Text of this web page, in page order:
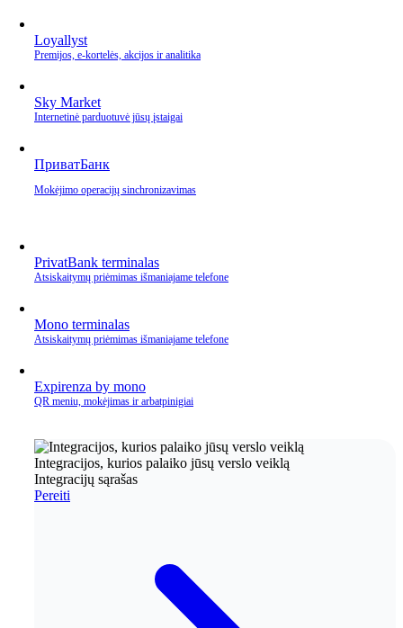
Loyallyst
Premijos, e‑kortelės, akcijos ir analitika
Sky Market
Internetinė parduotuvė jūsų įstaigai
ПриватБанк
Mokėjimo operacijų sinchronizavimas
PrivatBank terminalas
Atsiskaitymų priėmimas išmaniajame telefone
Mono terminalas
Atsiskaitymų priėmimas išmaniajame telefone
Expirenza by mono
QR meniu, mokėjimas ir arbatpinigiai
Integracijos, kurios palaiko jūsų verslo veiklą
Integracijų sąrašas
Pereiti